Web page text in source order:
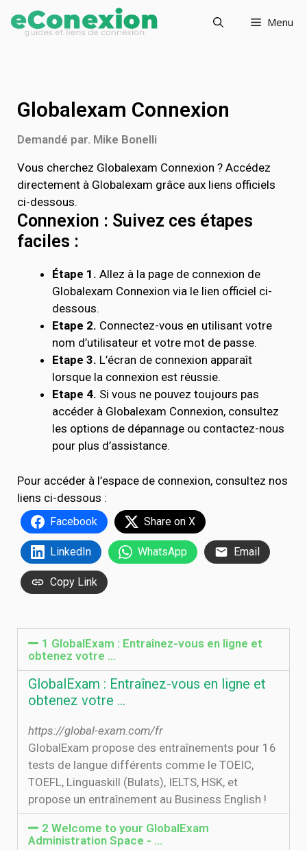
Menu
Globalexam Connexion
Demandé par. Mike Bonelli
Vous cherchez Globalexam Connexion ? Accédez
directement à Globalexam grâce aux liens officiels
ci-dessous.
Connexion : Suivez ces étapes
faciles :
Étape 1. Allez à la page de connexion de
Globalexam Connexion via le lien officiel ci-
dessous.
Etape 2. Connectez-vous en utilisant votre
nom d’utilisateur et votre mot de passe.
Etape 3. L’écran de connexion apparaît
lorsque la connexion est réussie.
Etape 4. Si vous ne pouvez toujours pas
accéder à Globalexam Connexion, consultez
les options de dépannage ou contactez-nous
pour plus d’assistance.
Pour accéder à l’espace de connexion, consultez nos
liens ci-dessous :
Facebook Share on X
LinkedIn WhatsApp Email
Copy Link
1 GlobalExam : Entraînez-vous en ligne et
obtenez votre ...
GlobalExam : Entraînez-vous en ligne et
obtenez votre ...
https://global-exam.com/fr
GlobalExam propose des entraînements pour 16
tests de langue différents comme le TOEIC,
TOEFL, Linguaskill (Bulats), IELTS, HSK, et
propose un entraînement au Business English !
2 Welcome to your GlobalExam
Administration Space - …